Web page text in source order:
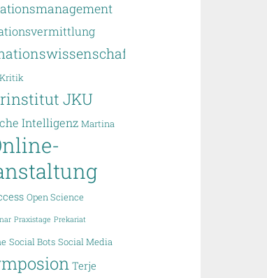
Kritik
JKU
Intelligenz Martina
Open Science
Praxistage Prekariat
Social Bots Social Media
Terje